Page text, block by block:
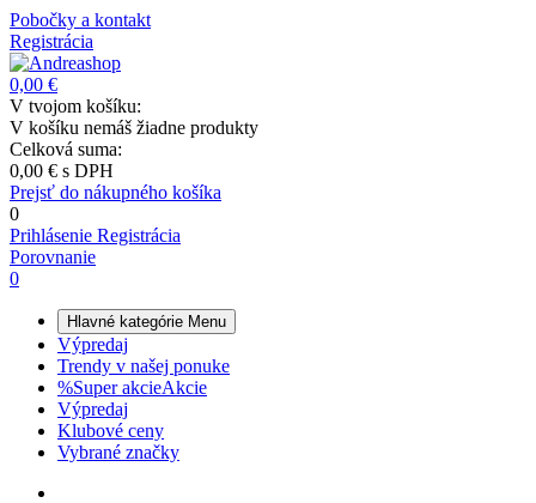
Pobočky a kontakt
Registrácia
0,00 €
V tvojom košíku:
V košíku nemáš žiadne produkty
Celková suma:
0,00 € s DPH
Prejsť do nákupného košíka
0
Prihlásenie Registrácia
Porovnanie
0
Hlavné kategórie Menu
Výpredaj
Trendy v našej ponuke
%Super akcieAkcie
Výpredaj
Klubové ceny
Vybrané značky